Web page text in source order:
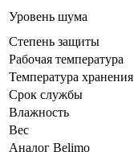
Уровень шума
Степень защиты
Рабочая температура
Температура хранения
Срок службы
Влажность
Вес
Аналог Belimo